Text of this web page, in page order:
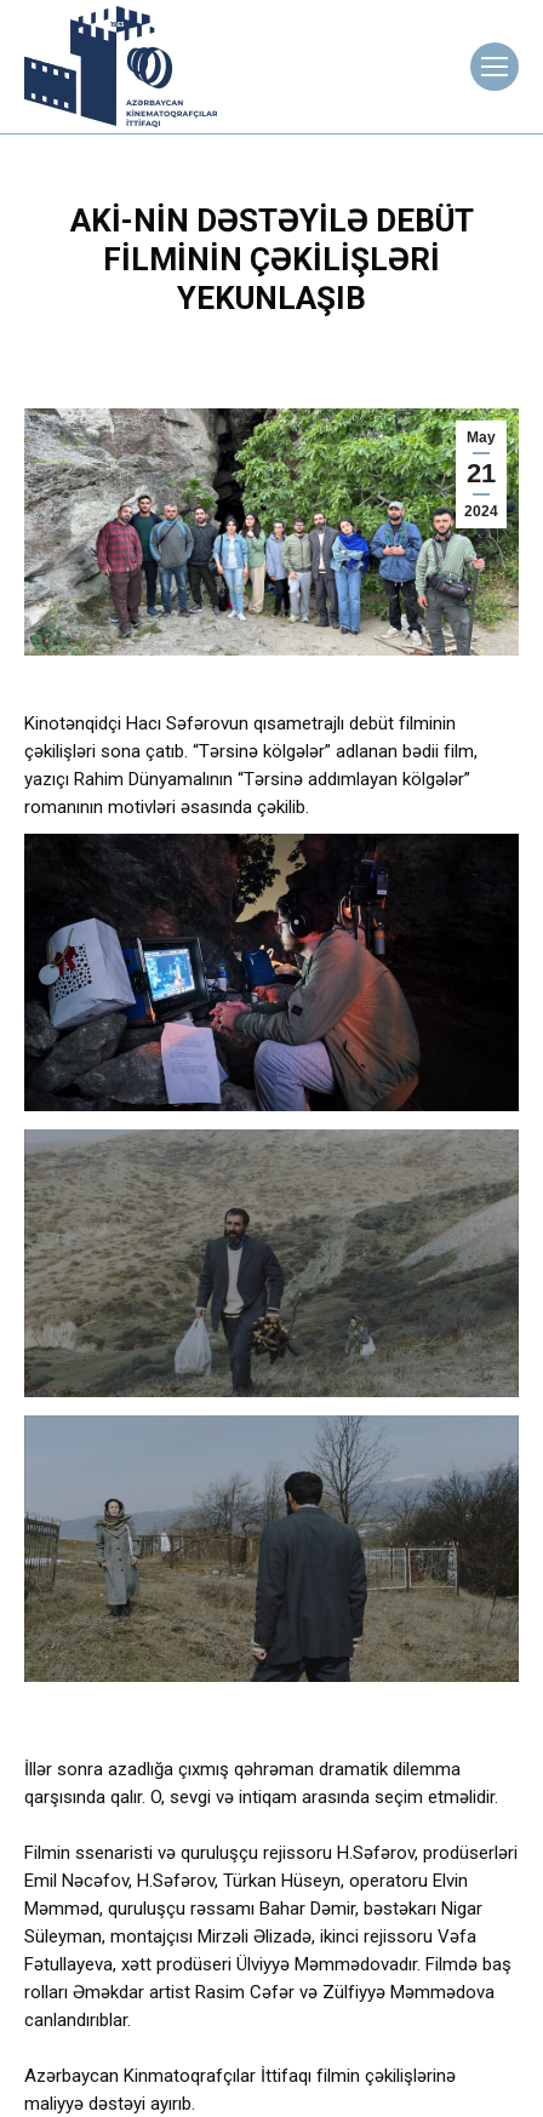
AKİ-NIN DƏSTƏYILƏ DEBÜT
FILMININ ÇƏKILIŞLƏRI
YEKUNLAŞIB
May
21
2024
Kinotənqidçi Hacı Səfərovun qısametrajlı debüt filminin
çəkilişləri sona çatıb. “Tərsinə kölgələr” adlanan bədii film,
yazıçı Rahim Dünyamalının “Tərsinə addımlayan kölgələr”
romanının motivləri əsasında çəkilib.
İllər sonra azadlığa çıxmış qəhrəman dramatik dilemma
qarşısında qalır. O, sevgi və intiqam arasında seçim etməlidir.
Filmin ssenaristi və quruluşçu rejissoru H.Səfərov, prodüserləri
Emil Nəcəfov, H.Səfərov, Türkan Hüseyn, operatoru Elvin
Məmməd, quruluşçu rəssamı Bahar Dəmir, bəstəkarı Nigar
Süleyman, montajçısı Mirzəli Əlizadə, ikinci rejissoru Vəfa
Fətullayeva, xətt prodüseri Ülviyyə Məmmədovadır. Filmdə baş
rolları Əməkdar artist Rasim Cəfər və Zülfiyyə Məmmədova
canlandırıblar.
Azərbaycan Kinmatoqrafçılar İttifaqı filmin çəkilişlərinə
maliyyə dəstəyi ayırıb.